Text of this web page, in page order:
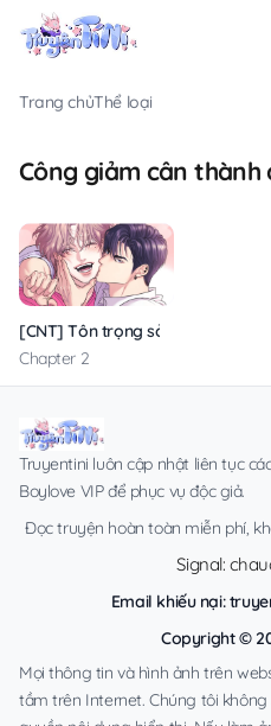
Trang chủThể loại
Công giảm cân thành
[CNT] Tôn trọng sở thích
Chapter 2
Truyentini luôn cập nhật liên tục
Boylove VIP để phục vụ độc giả.
Đọc truyện hoàn toàn miễn phí,
Signal:
Email khiếu nại:
Copyright ©
Mọi thông tin và hình ảnh trên
tầm trên Internet. Chúng tôi